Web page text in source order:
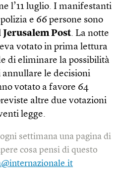
l’11 luglio. I manifestanti
e 66 persone sono
Jerusalem Post. La notte
votato in prima lettura
di eliminare la possibilità
annullare le decisioni
votato a favore 64
altre due votazioni
legge.
settimana una pagina di
cosa pensi di questo